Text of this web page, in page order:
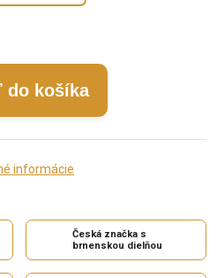
do košíka
informácie
Česká značka s
brnenskou dielňou